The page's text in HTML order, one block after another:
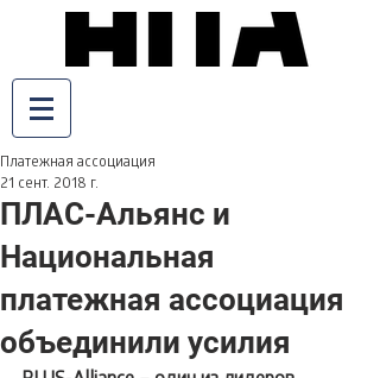
ПЛАС-Альянс и
Национальная
платежная ассоциация
объединили усилия
Платежная ассоциация
21 сент. 2018 г.